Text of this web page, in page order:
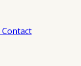
Contact